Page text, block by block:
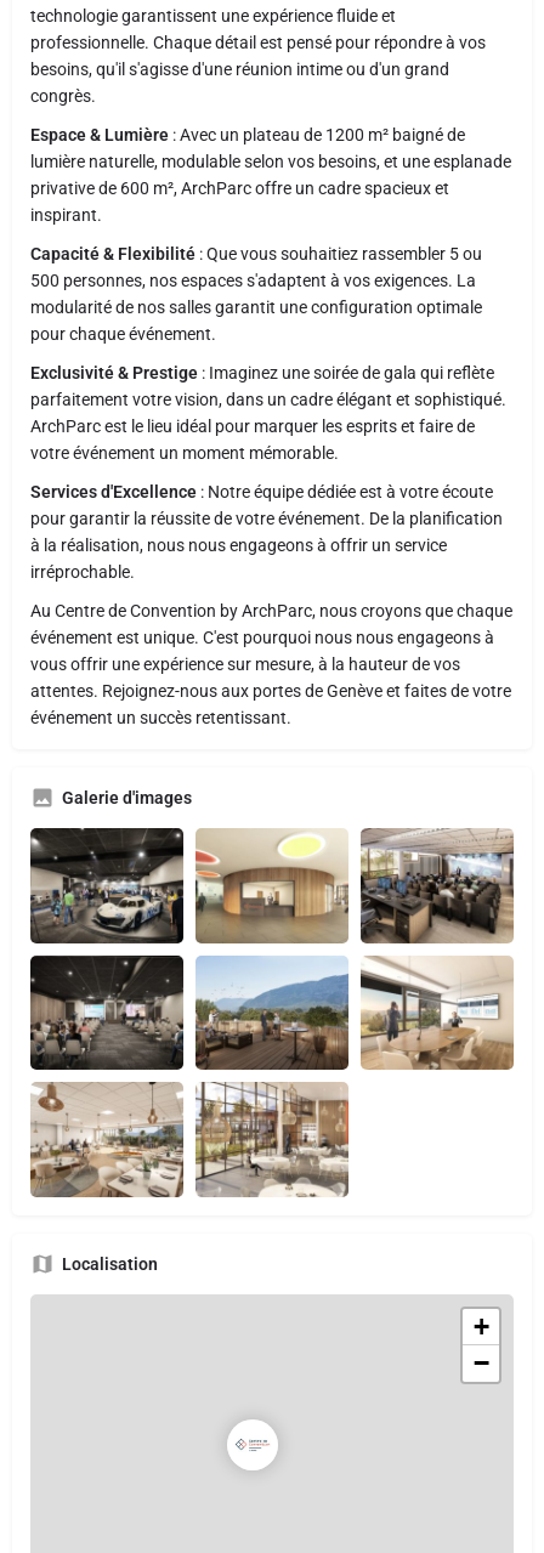
technologie garantissent une expérience fluide et
professionnelle. Chaque détail est pensé pour répondre à vos
besoins, qu'il s'agisse d'une réunion intime ou d'un grand
congrès.
Espace & Lumière : Avec un plateau de 1200 m² baigné de
lumière naturelle, modulable selon vos besoins, et une esplanade
privative de 600 m², ArchParc offre un cadre spacieux et
inspirant.
Capacité & Flexibilité : Que vous souhaitiez rassembler 5 ou
500 personnes, nos espaces s'adaptent à vos exigences. La
modularité de nos salles garantit une configuration optimale
pour chaque événement.
Exclusivité & Prestige : Imaginez une soirée de gala qui reflète
parfaitement votre vision, dans un cadre élégant et sophistiqué.
ArchParc est le lieu idéal pour marquer les esprits et faire de
votre événement un moment mémorable.
Services d'Excellence : Notre équipe dédiée est à votre écoute
pour garantir la réussite de votre événement. De la planification
à la réalisation, nous nous engageons à offrir un service
irréprochable.
Au Centre de Convention by ArchParc, nous croyons que chaque
événement est unique. C'est pourquoi nous nous engageons à
vous offrir une expérience sur mesure, à la hauteur de vos
attentes. Rejoignez-nous aux portes de Genève et faites de votre
événement un succès retentissant.
Galerie d'images
Localisation
+
−